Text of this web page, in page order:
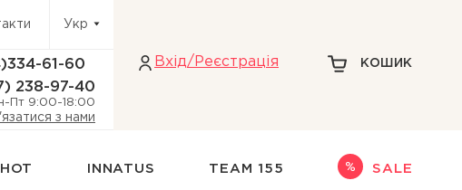
Укр
61-60
238-97-40
Пт 9:00-18:00
з нами
Вхiд/Реєстрація КОШИК
INNATUS TEAM 155 SALE